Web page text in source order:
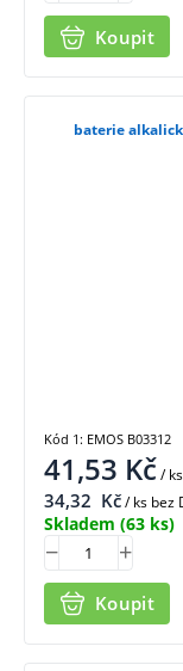
Koupit
baterie
41,53 Kč/ ks
34,32 Kč/ ks bez
Skladem (63 ks)
Koupit
Kód 1: EMOS B03312